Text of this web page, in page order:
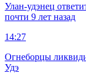
Улан-удэнец
почти 9 лет назад
14:27
Огнеборцы
Удэ